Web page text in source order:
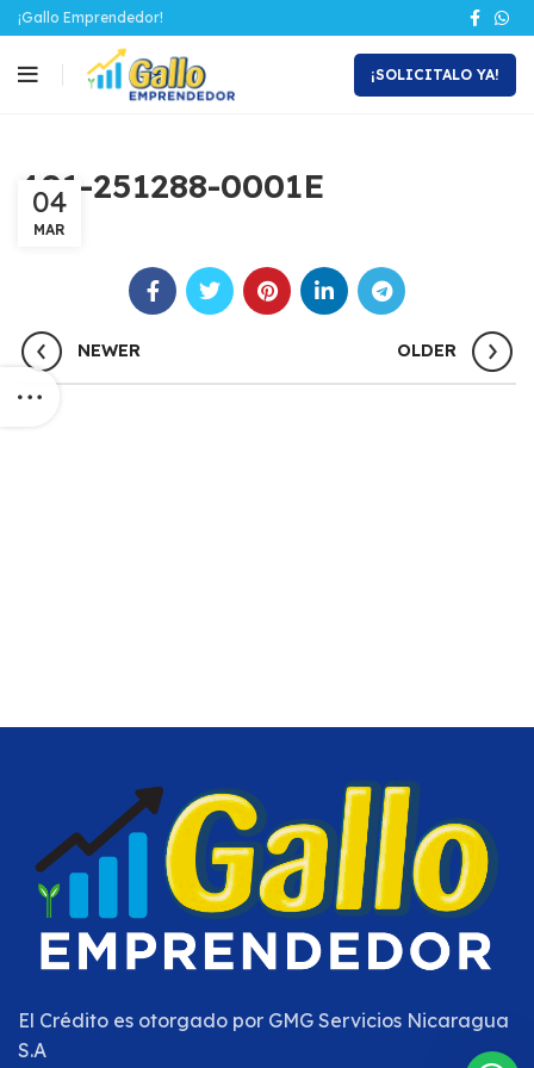
¡Gallo Emprendedor!
¡SOLICITALO YA!
401-251288-0001E
04
MAR
NEWER OLDER
El Crédito es otorgado por GMG Servicios Nicaragua
S.A